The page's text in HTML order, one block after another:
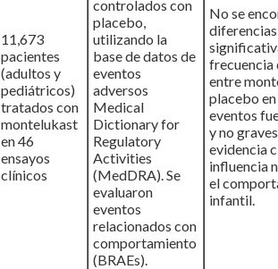
11,673
pacientes
(adultos y
pediátricos)
tratados con
montelukast
en 46
ensayos
clínicos
controlados con
placebo,
utilizando la
base de datos de
eventos
adversos
Medical
Dictionary for
Regulatory
Activities
(MedDRA). Se
evaluaron
eventos
relacionados con
comportamiento
(BRAEs).
No se
diferencias
frecuencia
entre
placebo
eventos
y no
evidencia
influencia
el
infantil.